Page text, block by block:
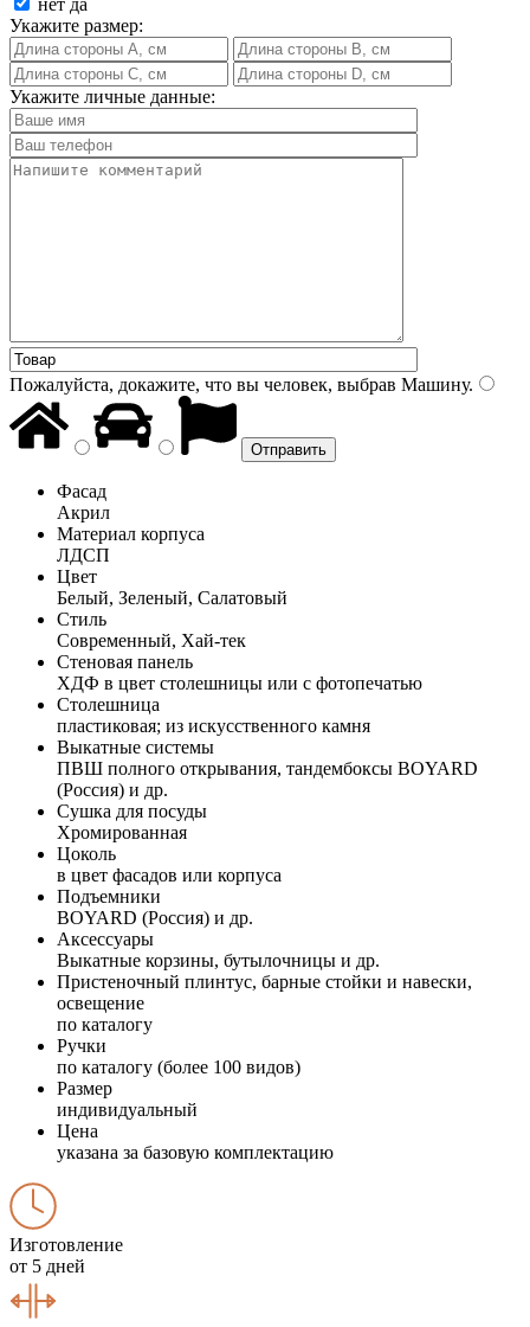
Укажите размер:
Укажите личные данные:
Пожалуйста, докажите, что вы человек, выбрав Машину.
Фасад
Акрил
Материал корпуса
ЛДСП
Цвет
Белый, Зеленый, Салатовый
Стиль
Современный, Хай-тек
Стеновая панель
ХДФ в цвет столешницы или с фотопечатью
Столешница
пластиковая; из искусственного камня
Выкатные системы
ПВШ полного открывания, тандембоксы BOYARD
(Россия) и др.
Сушка для посуды
Хромированная
Цоколь
в цвет фасадов или корпуса
Подъемники
BOYARD (Россия) и др.
Аксессуары
Выкатные корзины, бутылочницы и др.
Пристеночный плинтус, барные стойки и навески,
освещение
по каталогу
Ручки
по каталогу (более 100 видов)
Размер
индивидуальный
Цена
указана за базовую комплектацию
Изготовление
от 5 дней